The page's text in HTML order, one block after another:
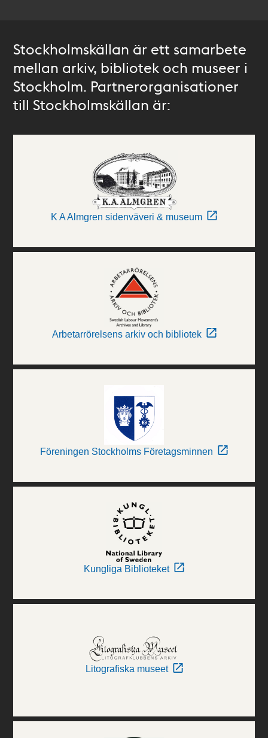
Stockholmskällan är ett samarbete
mellan arkiv, bibliotek och museer i
Stockholm. Partnerorganisationer
till Stockholmskällan är:
K A Almgren sidenväveri & museum
Arbetarrörelsens arkiv och bibliotek
Föreningen Stockholms Företagsminnen
Kungliga Biblioteket
Litografiska museet